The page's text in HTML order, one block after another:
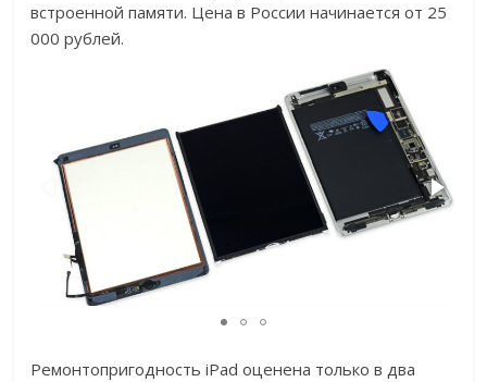
встроенной памяти. Цена в России начинается от 25
000 рублей.
Ремонтопригодность iPad оценена только в два